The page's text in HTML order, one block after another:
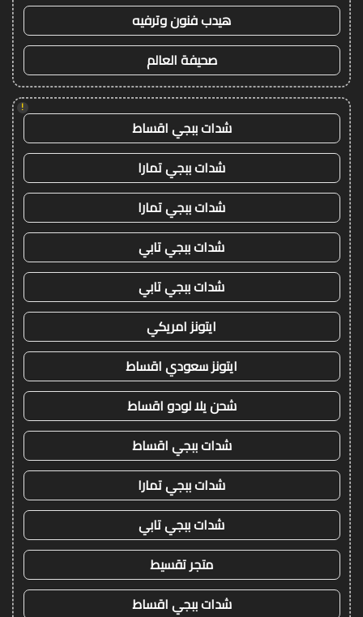
هيدب فنون وترفيه
صحيفة العالم
!
شدات ببجي اقساط
شدات ببجي تمارا
شدات ببجي تمارا
شدات ببجي تابي
شدات ببجي تابي
ايتونز امريكي
ايتونز سعودي اقساط
شحن يلا لودو اقساط
شدات ببجي اقساط
شدات ببجي تمارا
شدات ببجي تابي
متجر تقسيط
شدات ببجي اقساط